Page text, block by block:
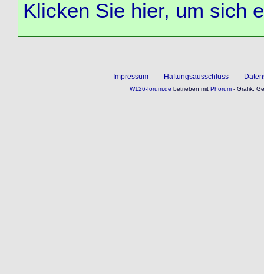
Klicken Sie hier, um sich
Impressum - Haftungsausschluss -
W126-forum.de betrieben mitPhorum- Grafik,